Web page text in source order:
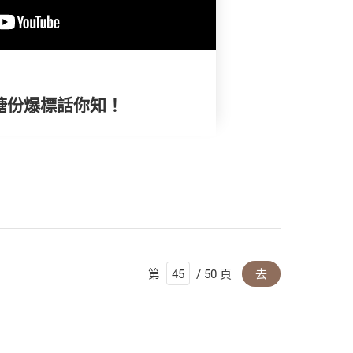
爆標話你知！
第 / 50 頁 去